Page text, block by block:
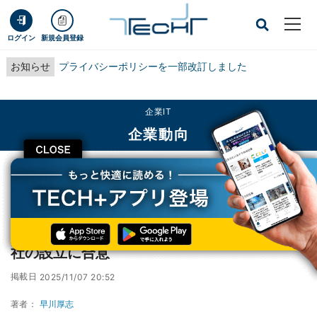
ログイン 新規会員登録
お知らせ プライバシーポリシーを一部改訂しました
CLOSE
企業IT
企業動向
TECH+ 企業IT
企業動向
IIJとソニー、スマート農業を推進する合弁会社の設立に合意
IIJとソニー、スマート農業を推進する合弁会
社の設立に合意
掲載日 2025/11/07 20:52
著者： 早川厚志